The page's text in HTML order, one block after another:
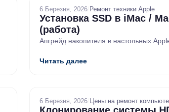
6 Березня, 2026 Ремонт техники Apple
Установка SSD в iMac /
(работа)
Апгрейд накопителя в настольных
Читать далее
6 Березня, 2026 Цены на ремонт